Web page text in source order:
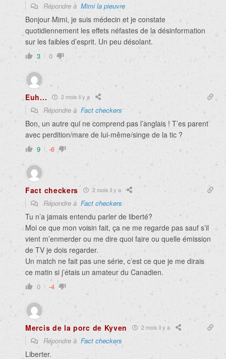
Répondre à Mimi la pieuvre
Bonjour Mimi, je suis médecin et je constate
quotidiennement les effets néfastes de la désinformation
sur les faibles d’esprit. Un peu désolant.
3 0
Euh... 2 mois il y a
Répondre à Fact checkers
Bon, un autre qui ne comprend pas l’anglais ! T’es parent
avec perdition/mare de lui-même/singe de la tic ?
9 -6
Fact checkers 2 mois il y a
Répondre à Fact checkers
Tu n’a jamais entendu parler de liberté?
Moi ce que mon voisin fait, ça ne me regarde pas sauf s’il
vient m’enmerder ou me dire quoi faire ou quelle émission
de TV je dois regarder.
Un match ne fait pas une série, c’est ce que je me dirais
ce matin si j’étais un amateur du Canadien.
0 -4
Mercis de la porc de Kyven 2 mois il y a
Répondre à Fact checkers
Liberter.